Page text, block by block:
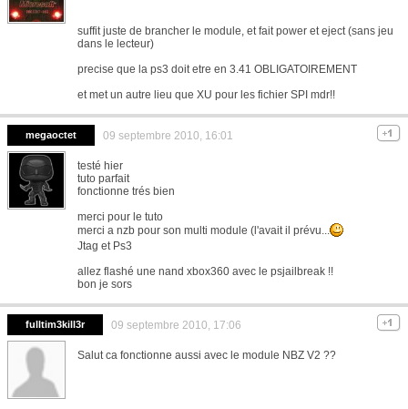
suffit juste de brancher le module, et fait power et eject (sans jeu
dans le lecteur)
precise que la ps3 doit etre en 3.41 OBLIGATOIREMENT
et met un autre lieu que XU pour les fichier SPI mdr!!
megaoctet 09 septembre 2010, 16:01
testé hier
tuto parfait
fonctionne trés bien
merci pour le tuto
merci a nzb pour son multi module (l'avait il prévu...
Jtag et Ps3
allez flashé une nand xbox360 avec le psjailbreak !!
bon je sors
fulltim3kill3r 09 septembre 2010, 17:06
Salut ca fonctionne aussi avec le module NBZ V2 ??